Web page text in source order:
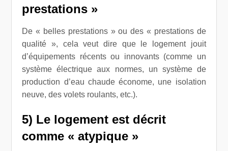
prestations »
De « belles prestations » ou des « prestations de
qualité », cela veut dire que le logement jouit
d’équipements récents ou innovants (comme un
système électrique aux normes, un système de
production d’eau chaude économe, une isolation
neuve, des volets roulants, etc.).
5) Le logement est décrit
comme « atypique »